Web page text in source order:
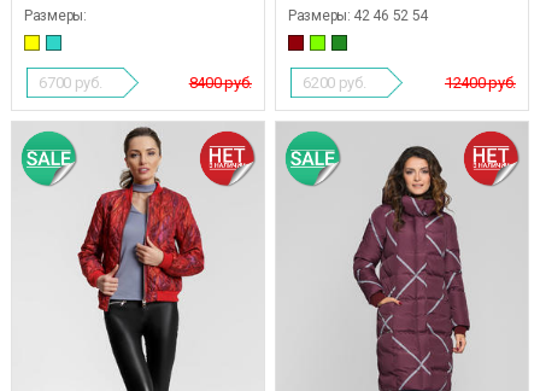
Размеры:
8400 руб.
6700 руб.
Размеры: 42 46 52 54
12400 руб.
6200 руб.